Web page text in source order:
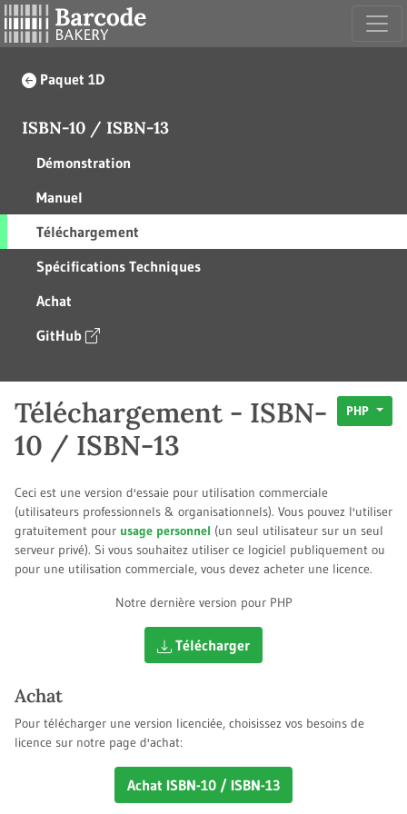
Paquet 1D
ISBN-10 / ISBN-13
Démonstration
Manuel
Téléchargement
Spécifications Techniques
Achat
GitHub
Téléchargement - ISBN-
10 / ISBN-13
PHP
Ceci est une version d'essaie pour utilisation commerciale
(utilisateurs professionnels & organisationnels). Vous pouvez l'utiliser
gratuitement pour usage personnel (un seul utilisateur sur un seul
serveur privé). Si vous souhaitez utiliser ce logiciel publiquement ou
pour une utilisation commerciale, vous devez acheter une licence.
Notre dernière version pour PHP
Télécharger
Achat
Pour télécharger une version licenciée, choisissez vos besoins de
licence sur notre page d'achat:
Achat ISBN-10 / ISBN-13